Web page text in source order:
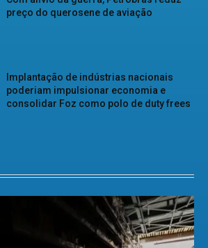
preço do querosene de aviação
Implantação de indústrias nacionais
poderiam impulsionar economia e
consolidar Foz como polo de duty frees